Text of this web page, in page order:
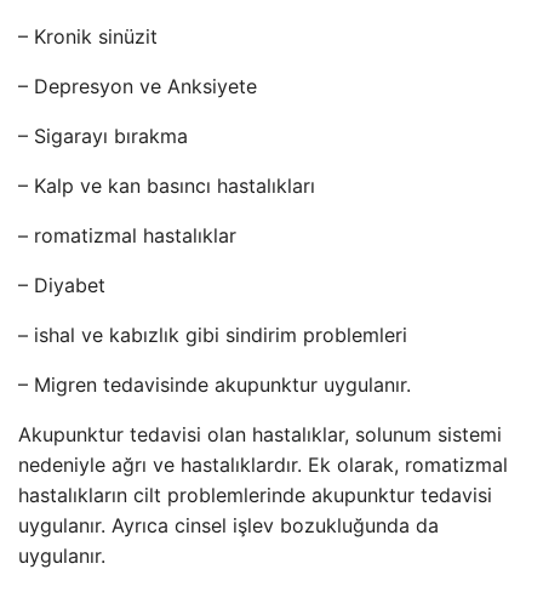
– Kronik sinüzit
– Depresyon ve Anksiyete
– Sigarayı bırakma
– Kalp ve kan basıncı hastalıkları
– romatizmal hastalıklar
– Diyabet
– ishal ve kabızlık gibi sindirim problemleri
– Migren tedavisinde akupunktur uygulanır.
Akupunktur tedavisi olan hastalıklar, solunum sistemi
nedeniyle ağrı ve hastalıklardır. Ek olarak, romatizmal
hastalıkların cilt problemlerinde akupunktur tedavisi
uygulanır. Ayrıca cinsel işlev bozukluğunda da
uygulanır.